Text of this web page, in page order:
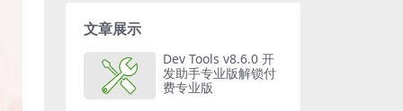
文章展示
Dev Tools v8.6.0 开
发助手专业版解锁付
费专业版